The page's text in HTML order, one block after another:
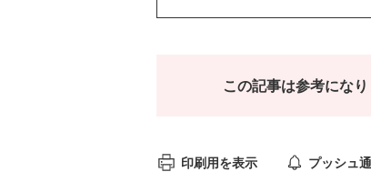
この記事は参考にな
印刷用を表示 プッシュ